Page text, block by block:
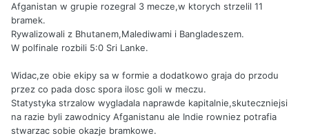
Afganistan w grupie rozegral 3 mecze,w ktorych strzelil 11
bramek.
Rywalizowali z Bhutanem,Malediwami i Bangladeszem.
W polfinale rozbili 5:0 Sri Lanke.
Widac,ze obie ekipy sa w formie a dodatkowo graja do przodu
przez co pada dosc spora ilosc goli w meczu.
Statystyka strzalow wygladala naprawde kapitalnie,skuteczniejsi
na razie byli zawodnicy Afganistanu ale Indie rowniez potrafia
stwarzac sobie okazje bramkowe.